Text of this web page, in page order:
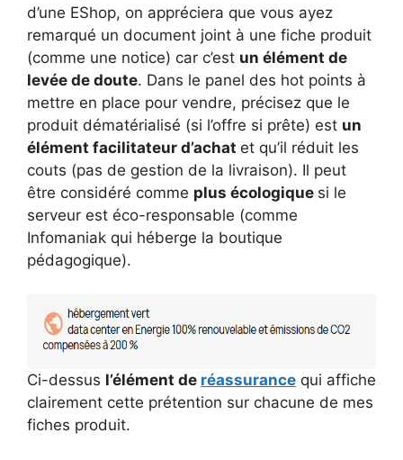
d’une EShop, on appréciera que vous ayez
remarqué un document joint à une fiche produit
(comme une notice) car c’est un élément de
levée de doute. Dans le panel des hot points à
mettre en place pour vendre, précisez que le
produit dématérialisé (si l’offre si prête) est un
élément facilitateur d’achat et qu’il réduit les
couts (pas de gestion de la livraison). Il peut
être considéré comme plus écologique si le
serveur est éco-responsable (comme
Infomaniak qui héberge la boutique
pédagogique).
Ci-dessus l’élément de réassurance qui affiche
clairement cette prétention sur chacune de mes
fiches produit.